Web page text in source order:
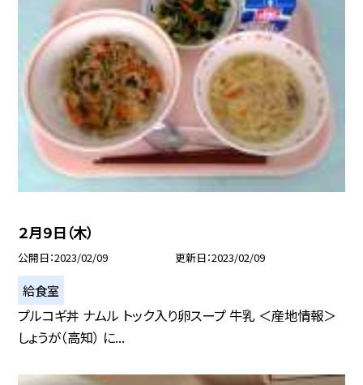
２月９日（木）
公開日 2023/02/09 更新日 2023/02/09
給食室
プルコギ丼 ナムル トック入り卵スープ 牛乳 ＜産地情報＞
しょうが（高知） に...